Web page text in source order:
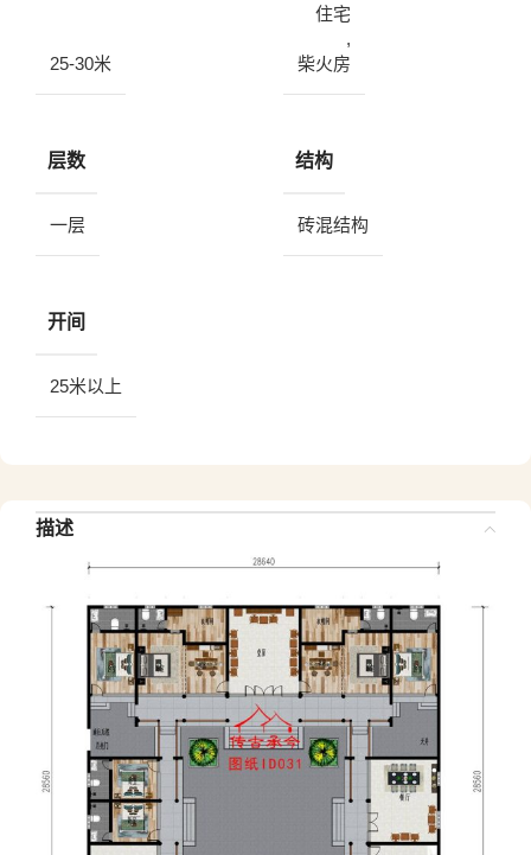
25-30米
住宅
,
柴火房
层数
一层
结构
砖混结构
开间
25米以上
描述